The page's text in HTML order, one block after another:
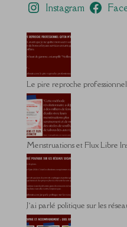
Instagram
Le pire reproche
Menstruations et Flux Libre
J’ai parlé politique sur les